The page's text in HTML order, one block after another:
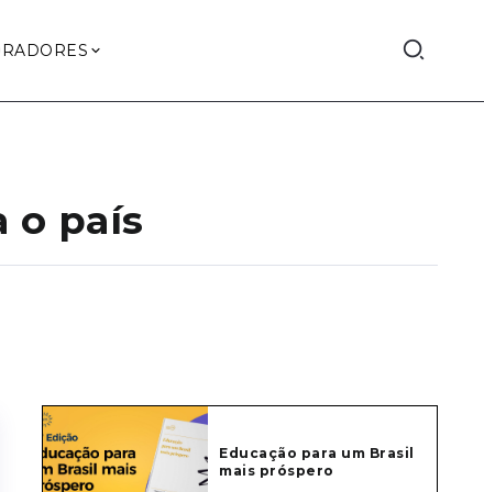
o país
Educação para um Brasil
mais próspero